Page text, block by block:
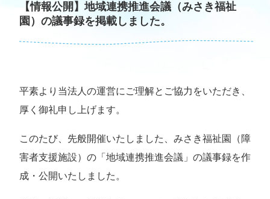
【情報公開】地域連携推進会議（みさき福祉
園）の議事録を掲載しました。
平素より当法人の運営にご理解とご協力をいただき、
厚く御礼申し上げます。
このたび、先般開催いたしました、みさき福祉園（障
害者支援施設）の「地域連携推進会議」の議事録を作
成・公開いたしました。